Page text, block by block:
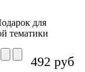
для
тематики
492 руб